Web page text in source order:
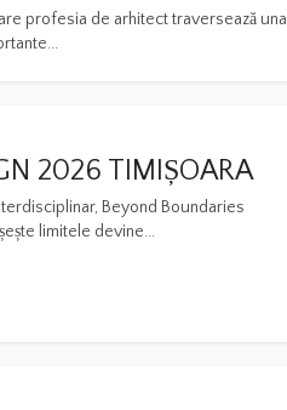
profesia de arhitect traversează una
2026 TIMIȘOARA
Beyond Boundaries
limitele devine...